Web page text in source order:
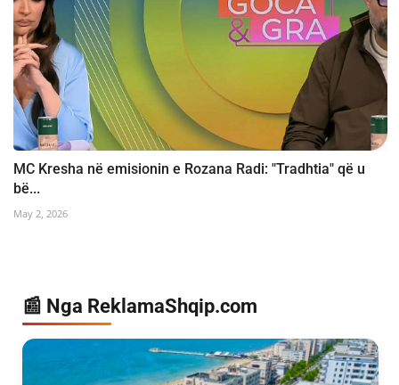
MC Kresha në emisionin e Rozana Radi: "Tradhtia" që u
bë...
May 2, 2026
📰 Nga ReklamaShqip.com